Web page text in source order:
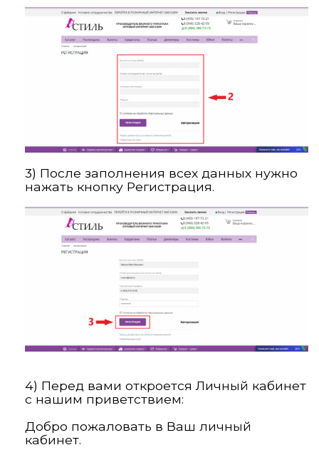
3) После заполнения всех данных нужно
нажать кнопку Регистрация.
4) Перед вами откроется Личный кабинет
с нашим приветствием:
Добро пожаловать в Ваш личный
кабинет.